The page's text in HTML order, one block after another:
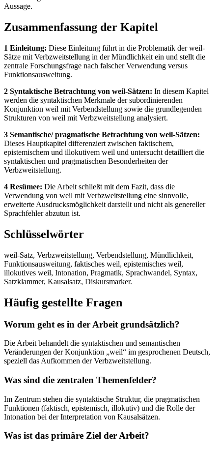
Aussage.
Zusammenfassung der Kapitel
1 Einleitung: Diese Einleitung führt in die Problematik der weil-
Sätze mit Verbzweitstellung in der Mündlichkeit ein und stellt die
zentrale Forschungsfrage nach falscher Verwendung versus
Funktionsausweitung.
2 Syntaktische Betrachtung von weil-Sätzen: In diesem Kapitel
werden die syntaktischen Merkmale der subordinierenden
Konjunktion weil mit Verbendstellung sowie die grundlegenden
Strukturen von weil mit Verbzweitstellung analysiert.
3 Semantische/ pragmatische Betrachtung von weil-Sätzen:
Dieses Hauptkapitel differenziert zwischen faktischem,
epistemischem und illokutivem weil und untersucht detailliert die
syntaktischen und pragmatischen Besonderheiten der
Verbzweitstellung.
4 Resümee: Die Arbeit schließt mit dem Fazit, dass die
Verwendung von weil mit Verbzweitstellung eine sinnvolle,
erweiterte Ausdrucksmöglichkeit darstellt und nicht als genereller
Sprachfehler abzutun ist.
Schlüsselwörter
weil-Satz, Verbzweitstellung, Verbendstellung, Mündlichkeit,
Funktionsausweitung, faktisches weil, epistemisches weil,
illokutives weil, Intonation, Pragmatik, Sprachwandel, Syntax,
Satzklammer, Kausalsatz, Diskursmarker.
Häufig gestellte Fragen
Worum geht es in der Arbeit grundsätzlich?
Die Arbeit behandelt die syntaktischen und semantischen
Veränderungen der Konjunktion „weil“ im gesprochenen Deutsch,
speziell das Aufkommen der Verbzweitstellung.
Was sind die zentralen Themenfelder?
Im Zentrum stehen die syntaktische Struktur, die pragmatischen
Funktionen (faktisch, epistemisch, illokutiv) und die Rolle der
Intonation bei der Interpretation von Kausalsätzen.
Was ist das primäre Ziel der Arbeit?